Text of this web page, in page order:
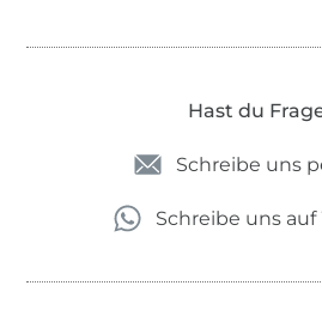
Hast du
Schreibe uns
Schreibe uns